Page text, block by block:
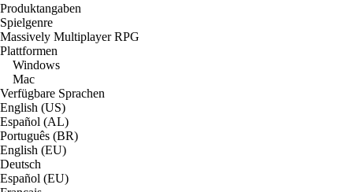
Produktangaben
Spielgenre
Massively Multiplayer RPG
Plattformen
Windows
Mac
Verfügbare Sprachen
English (US)
Español (AL)
Português (BR)
English (EU)
Deutsch
Español (EU)